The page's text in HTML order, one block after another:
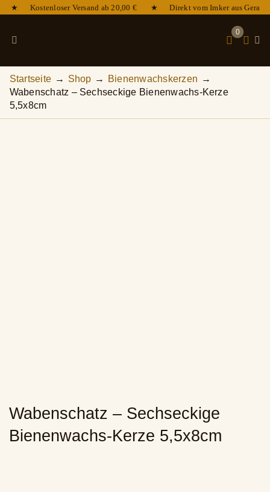
Zum★ Kostenloser Versand ab 20,00 € ★ Direkt vom Imker aus
Toggle
Shop
0
Startseite Shop
Bienenwachskerzen
Wabenschatz – Sechseckige Bienenwachs-Kerze
5,5x8cm
Wabenschatz – Sechseckige
Bienenwachs-Kerze 5,5x8cm